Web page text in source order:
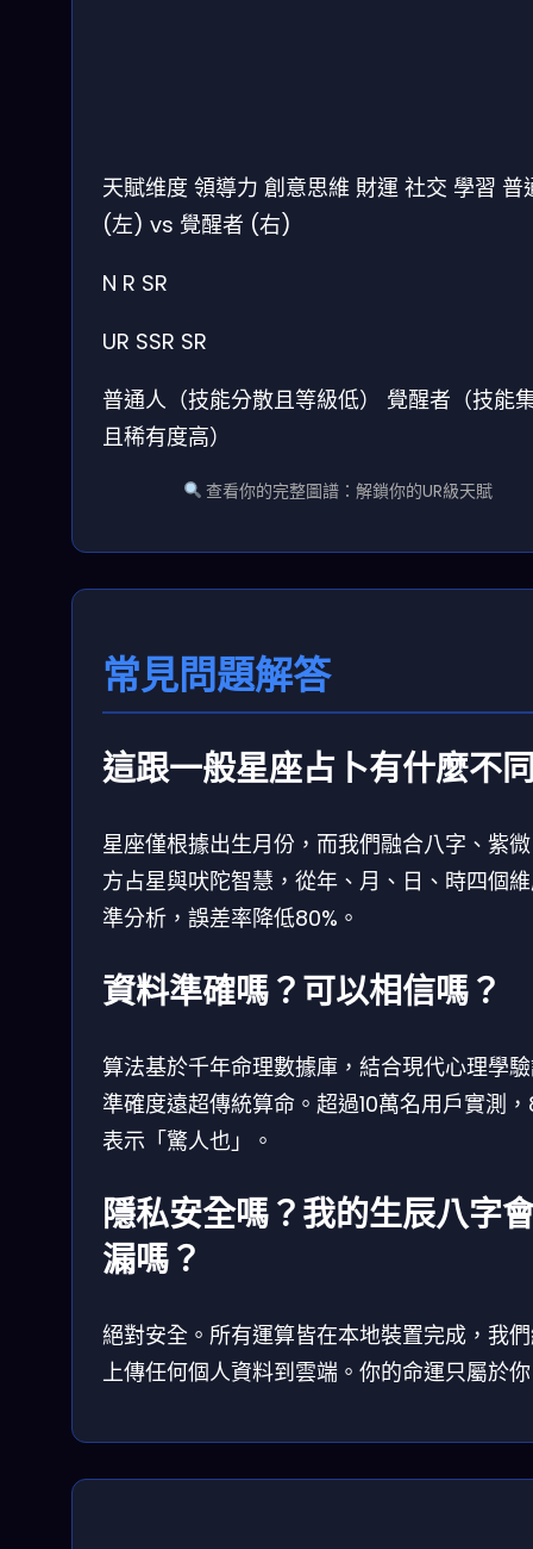
天賦维度 領導力 創意思維 財運 社交 學習 普
(左) vs 覺醒者 (右)
N R SR
UR SSR SR
普通人（技能分散且等級低）
覺醒者（技能
且稀有度高）
查看你的完整圖譜：解鎖你的UR級天賦
常見問題解答
這跟一般星座占卜有什麼不
星座僅根據出生月份，而我們融合八字、紫
方占星與吠陀智慧，從年、月、日、時四個
準分析，誤差率降低80%。
資料準確嗎？可以相信嗎？
算法基於千年命理數據庫，結合現代心理學
準確度遠超傳統算命。超過10萬名用戶實測
表示「驚人也」。
隱私安全嗎？我的生辰八字
漏嗎？
絕對安全。所有運算皆在本地裝置完成，我
上傳任何個人資料到雲端。你的命運只屬於